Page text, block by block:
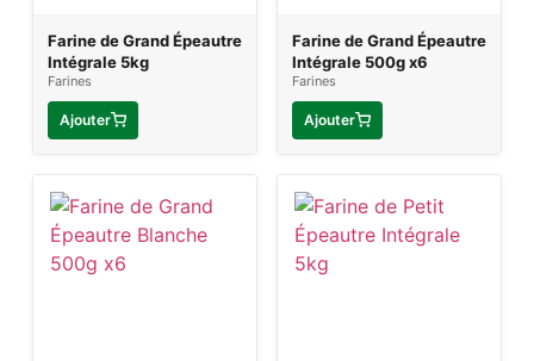
Farine de Grand Épeautre
Intégrale 5kg
Farines
Ajouter
Farine de Grand Épeautre
Intégrale 500g x6
Farines
Ajouter